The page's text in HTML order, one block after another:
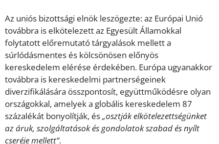
Az uniós bizottsági elnök leszögezte: az Európai Unió
továbbra is elkötelezett az Egyesült Államokkal
folytatott előremutató tárgyalások mellett a
súrlódásmentes és kölcsönösen előnyös
kereskedelem elérése érdekében. Európa ugyanakkor
továbbra is kereskedelmi partnerségeinek
diverzifikálására összpontosít, együttműködésre olyan
országokkal, amelyek a globális kereskedelem 87
százalékát bonyolítják, és„osztják elkötelezettségünket
az áruk, szolgáltatások és gondolatok szabad és nyílt
cseréje mellett”.